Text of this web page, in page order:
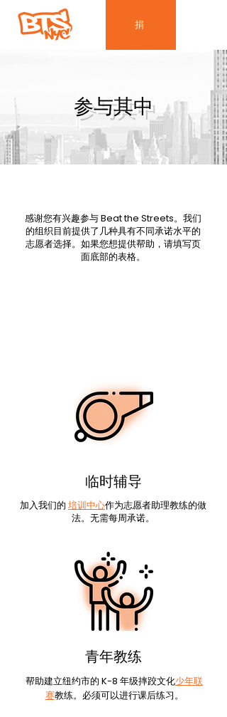
捐
参与其中
感谢您有兴趣参与 Beat the Streets。我们
的组织目前提供了几种具有不同承诺水平的
志愿者选择。如果您想提供帮助，请填写页
面底部的表格。
临时辅导
加入我们的 培训中心作为志愿者助理教练的做
法。无需每周承诺。
青年教练
帮助建立纽约市的 K-8 年级摔跤文化少年联
赛教练。必须可以进行课后练习。